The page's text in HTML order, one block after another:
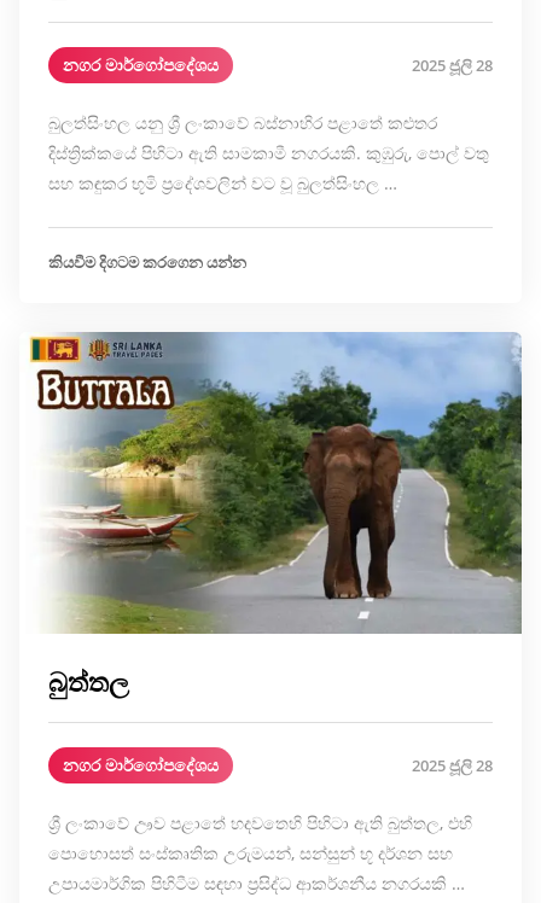
නගර මාර්ගෝපදේශය 2025 ජූලි 28
බුලත්සිංහල යනු ශ්‍රී ලංකාවේ බස්නාහිර පළාතේ කළුතර
දිස්ත්‍රික්කයේ පිහිටා ඇති සාමකාමී නගරයකි. කුඹුරු, පොල් වතු
සහ කඳුකර භූමි ප්‍රදේශවලින් වට වූ බුලත්සිංහල …
කියවීම දිගටම කරගෙන යන්න
බුත්තල
නගර මාර්ගෝපදේශය 2025 ජූලි 28
ශ්‍රී ලංකාවේ ඌව පළාතේ හදවතෙහි පිහිටා ඇති බුත්තල, එහි
පොහොසත් සංස්කෘතික උරුමයන්, සන්සුන් භූ දර්ශන සහ
උපායමාර්ගික පිහිටීම සඳහා ප්‍රසිද්ධ ආකර්ශනීය නගරයකි …